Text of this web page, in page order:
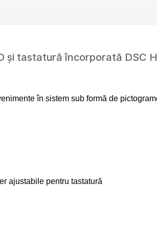
și tastatură încorporată DSC
în sistem sub formă de
ajustabile pentru tastatură